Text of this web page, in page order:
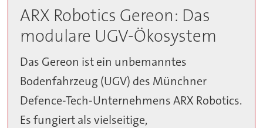
ARX Robotics Gereon: Das
modulare UGV-Ökosystem
Das Gereon ist ein unbemanntes
Bodenfahrzeug (UGV) des Münchner
Defence-Tech-Unternehmens ARX Robotics.
Es fungiert als vielseitige,